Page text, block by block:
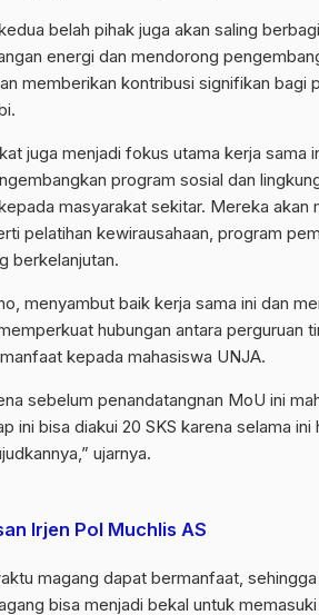
belah pihak juga akan saling
energi dan mendorong
memberikan kontribusi signifikan bagi
juga menjadi fokus utama kerja sama
program sosial dan
masyarakat sekitar. Mereka akan
pelatihan kewirausahaan, program
berkelanjutan.
menyambut baik kerja sama ini dan
hubungan antara perguruan
kepada mahasiswa UNJA.
sebelum penandatangnan MoU ini
ini bisa diakui 20 SKS karena selama ini
ujarnya.
Irjen Pol Muchlis AS
magang dapat bermanfaat,
bisa menjadi bekal untuk